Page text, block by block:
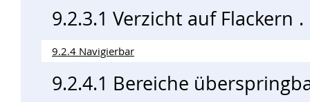
9.2.3.1 Verzicht auf Flackern
9.2.4 Navigierbar
9.2.4.1 Bereiche